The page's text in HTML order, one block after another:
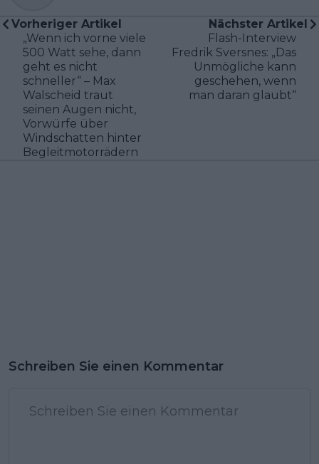
Vorheriger Artikel
„Wenn ich vorne viele
500 Watt sehe, dann
geht es nicht
schneller“ – Max
Walscheid traut
seinen Augen nicht,
Vorwürfe über
Windschatten hinter
Begleitmotorrädern
Nächster Artikel
Flash-Interview
Fredrik Sversnes: „Das
Unmögliche kann
geschehen, wenn
man daran glaubt“
Schreiben Sie einen Kommentar